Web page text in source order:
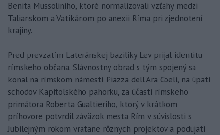
Benita Mussoliniho, ktoré normalizovali vzťahy medzi
Talianskom a Vatikánom po anexii Ríma pri zjednotení
krajiny.
Pred prevzatím Lateránskej baziliky Lev prijal identitu
rímskeho občana. Slávnostný obrad s tým spojený sa
konal na rímskom námestí Piazza dell'Ara Coeli, na úpätí
schodov Kapitolského pahorku, za účasti rímskeho
primátora Roberta Gualtieriho, ktorý v krátkom
príhovore potvrdil záväzok mesta Rím v súvislosti s
Jubilejným rokom vrátane rôznych projektov a podujatí